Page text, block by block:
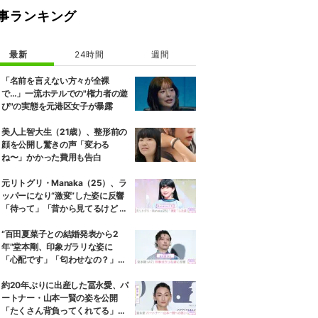
ランキング
最新 24時間 週間
「名前を言えない方々が全裸
で…」一流ホテルでの"権力者の遊
び"の実態を元港区女子が暴露
美人上智大生（21歳）、整形前の
顔を公開し驚きの声「変わる
ね〜」かかった費用も告白
元リトグリ・Manaka（25）、ラ
ッパーになり“激変”した姿に反響
「待って」「昔から見てるけど 最
“百田夏菜子との結婚発表から2
年”堂本剛、印象ガラリな姿に
「心配です」「匂わせなの？」な
約20年ぶりに出産した冨永愛、パ
ートナー・山本一賢の姿を公開
「たくさん背負ってくれてる」感